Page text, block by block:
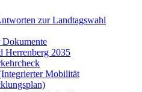
zur Landtagswahl
Dokumente
Herrenberg 2035
Mobilität